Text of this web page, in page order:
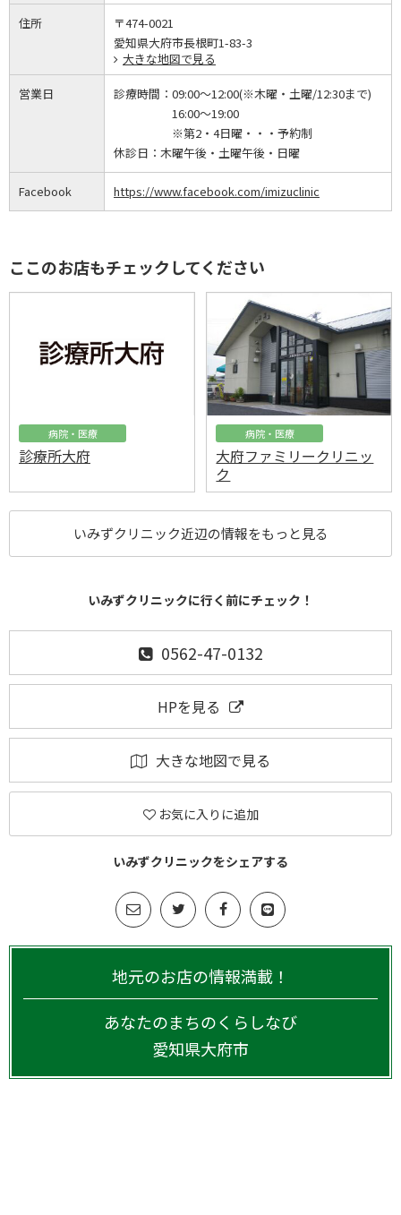
住所
〒474-0021
愛知県大府市長根町1-83-3
大きな地図で見る
営業日 診療時間： 09:00～12:00(※木曜・土曜/12:30まで)
16:00～19:00
※第2・4日曜・・・予約制
休診日： 木曜午後・土曜午後・日曜
Facebook https://www.facebook.com/imizuclinic
ここのお店もチェックしてください
病院・医療
診療所大府
病院・医療
大府ファミリークリニッ
ク
いみずクリニック近辺の情報をもっと見る
いみずクリニックに行く前にチェック！
0562-47-0132
HPを見る
大きな地図で見る
お気に入りに追加
いみずクリニックをシェアする
地元のお店の情報満載！
あなたのまちのくらしなび
愛知県大府市